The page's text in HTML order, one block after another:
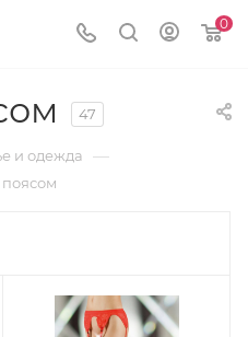
0
47
и одежда —
поясом